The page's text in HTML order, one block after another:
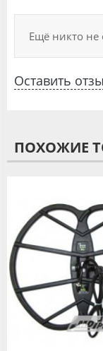
Ещё никто не
Оставить
ПОХОЖИЕ